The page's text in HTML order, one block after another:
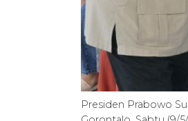
Presiden Prabowo